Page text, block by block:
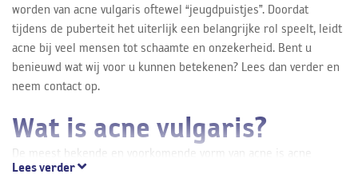
worden van acne vulgaris oftewel “jeugdpuistjes”. Doordat
tijdens de puberteit het uiterlijk een belangrijke rol speelt, leidt
acne bij veel mensen tot schaamte en onzekerheid. Bent u
benieuwd wat wij voor u kunnen betekenen? Lees dan verder en
neem contact op.
Wat is acne vulgaris?
De meest bekende en voorkomende vorm van acne is acne
vulgaris. Het is een ontsteking van de talgklieren die meestal in
Lees verder